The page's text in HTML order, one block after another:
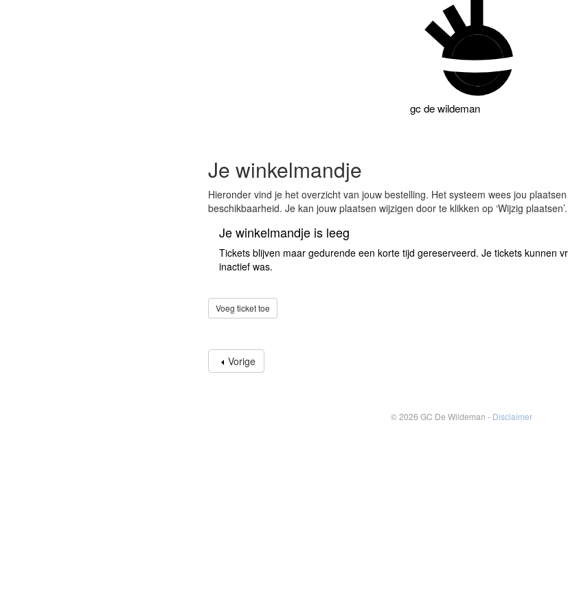
gcde wildeman
Je winkelmandje
Hieronder vind je het overzicht van jouw bestelling. Het systeem wees jou
beschikbaarheid. Je kan jouw plaatsen wijzigen door te klikken op ‘Wijzig plaatsen’.
Je winkelmandje is leeg
Tickets blijven maar gedurende een korte tijd gereserveerd. Je tickets kunnen
inactief was.
Voeg ticket toe
Vorige
© 2026 GC De Wildeman - Disclaimer